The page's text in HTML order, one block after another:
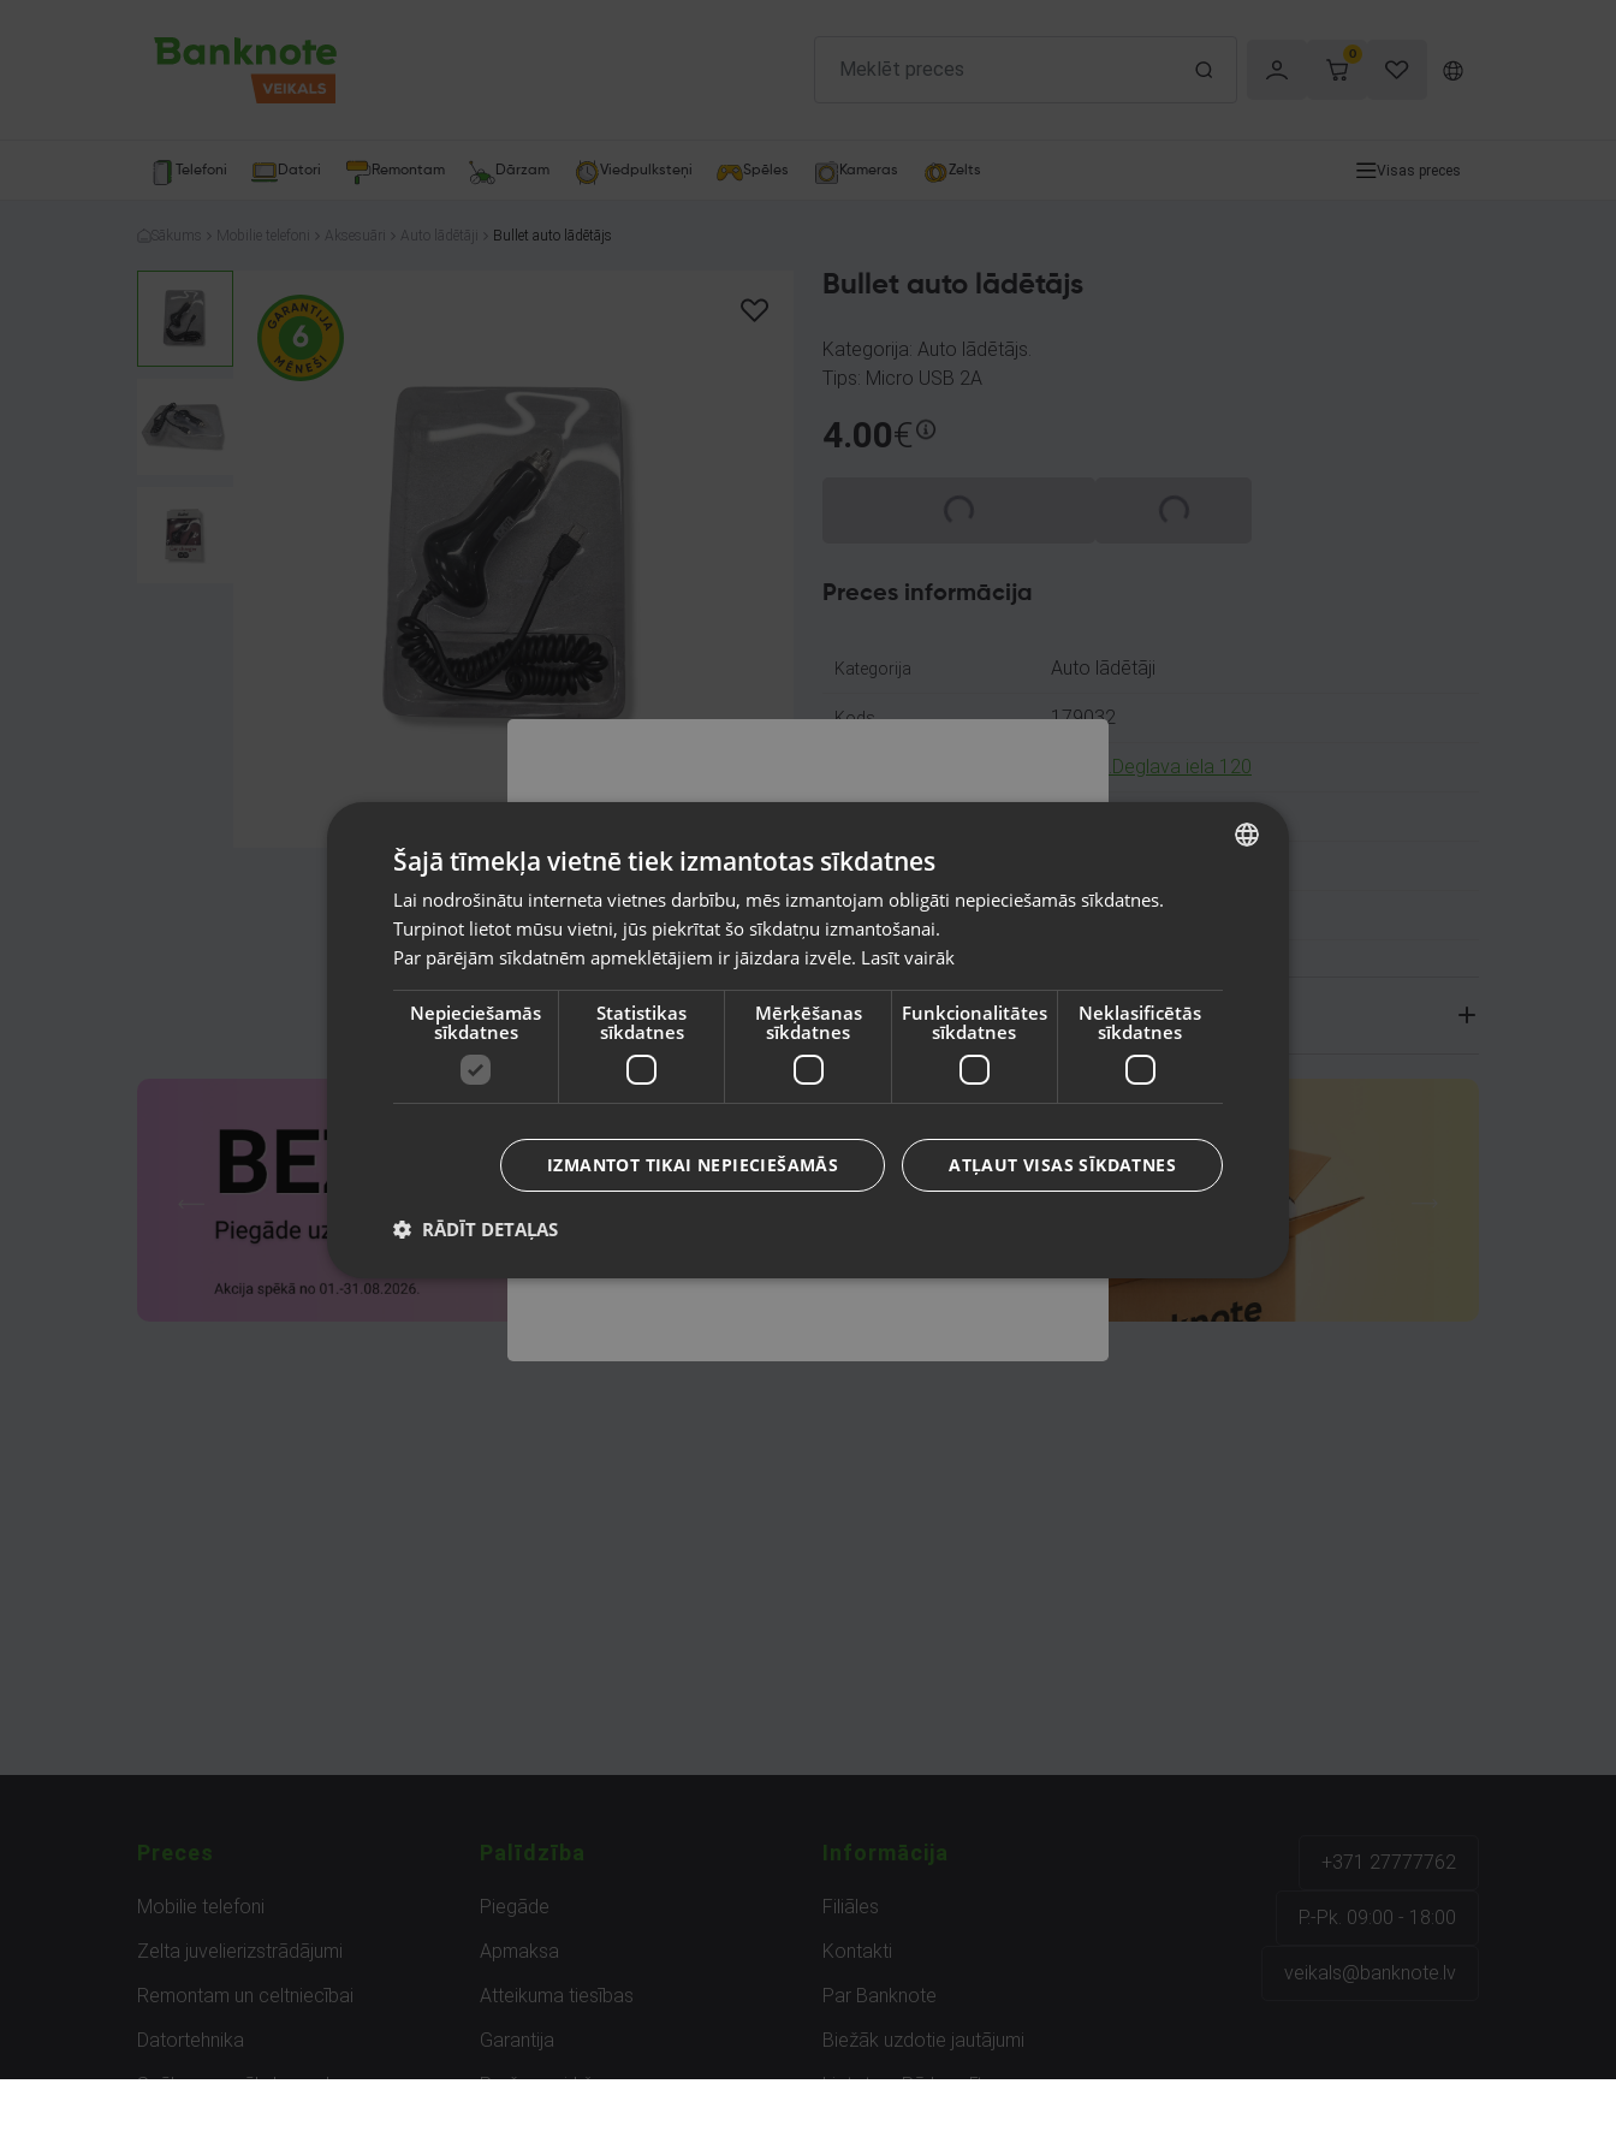
0
Telefoni Datori Remontam Dārzam Viedpulksteņi Spēles Kameras Zelts Visas preces
Sākums Mobilie telefoni Aksesuāri Auto lādētāji Bullet auto lādētājs
Bullet auto lādētājs
Kategorija: Auto lādētājs.
Tips: Micro USB 2A
4.00€ Spinning Spinning
Preces informācija
Kategorija Auto lādētāji
Kods 179032
Rīga, A.Deglava iela 120
Stāvoklis
Komplektācija Oriģinālais iepakojums
Piegādes veidi
Preces
Mobilie telefoni
Zelta juvelierizstrādājumi
Remontam un celtniecībai
Datortehnika
Spēles un spēļu konsoles
Palīdzība
Piegāde
Apmaksa
Atteikuma tiesības
Garantija
Preču uzpirkšana
Informācija
Filiāles
Kontakti
Par Banknote
Biežāk uzdotie jautājumi
Lietots – Pārbaudīts
+371 27777762
P.-Pk. 09:00 - 18:00
veikals@banknote.lv
valsti
Vietnes saturs būs attēlots izvēlētajā valodā
Valsts
Valoda
Latviešu / Latvian
Šajā tīmekļa vietnē tiek izmantotas sīkdatnes
Lai nodrošinātu interneta vietnes darbību, mēs izmantojam obligāti nepieciešamās sīkdatnes.
Turpinot lietot mūsu vietni, jūs piekrītat šo sīkdatņu izmantošanai.
Par pārējām sīkdatnēm apmeklētājiem ir jāizdara izvēle. Lasīt vairāk
Nepieciešamās
sīkdatnes
Statistikas
sīkdatnes
Mērķēšanas
sīkdatnes
Funkcionalitātes
sīkdatnes
Neklasificētās
sīkdatnes
ATĻAUT VISAS SĪKDATNES
IZMANTOT TIKAI NEPIECIEŠAMĀS
RĀDĪT DETAĻAS